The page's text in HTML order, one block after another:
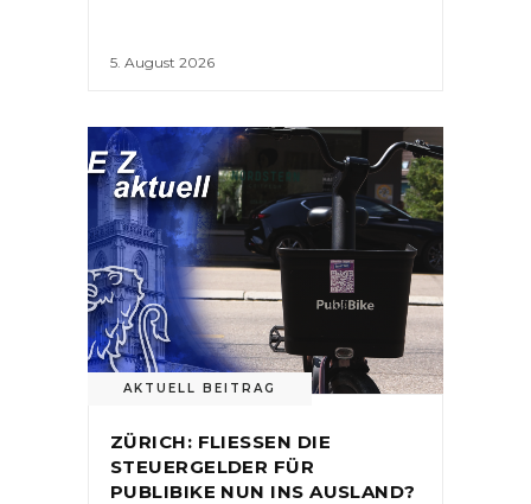
5. August 2026
AKTUELL BEITRAG
ZÜRICH: FLIESSEN DIE
STEUERGELDER FÜR
PUBLIBIKE NUN INS AUSLAND?